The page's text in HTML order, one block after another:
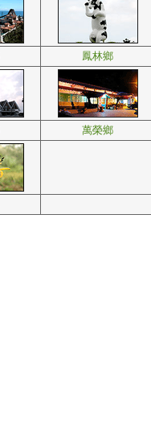
鳳林鄉
萬榮鄉